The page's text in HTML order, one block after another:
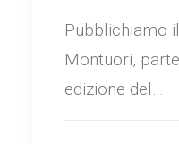
Pubblichiamo
Montuori,
edizione del…